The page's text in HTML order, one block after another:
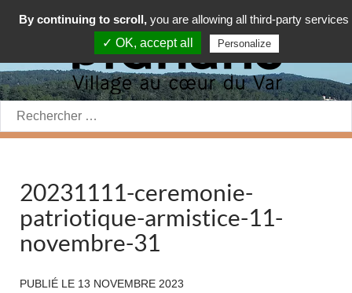
Rechercher:
20231111-ceremonie-
patriotique-armistice-11-
novembre-31
PUBLIÉ LE 13 NOVEMBRE 2023
By continuing to scroll, you are allowing all third-party services
✓ OK, accept all
Personalize